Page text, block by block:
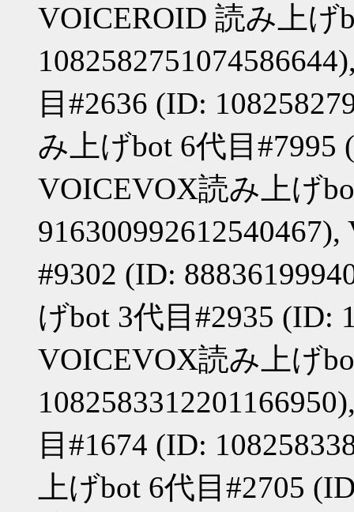
VOICEROID 読み上げ
目#2636 (ID:
み上げbot 6代目#7995
VOICEVOX読み上げ
#9302 (ID:
げbot 3代目#2935 (ID:
VOICEVOX読み上げ
目#1674 (ID:
上げbot 6代目#2705